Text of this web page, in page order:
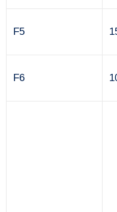
F5
F6